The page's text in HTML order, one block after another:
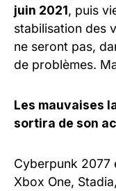
juin 2021, puis
stabilisation des
ne seront pas,
de problèmes.
Les mauvaises
sortira de son
Cyberpunk 2077
Xbox One,